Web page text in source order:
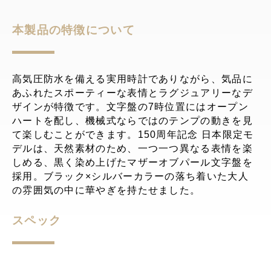
本製品の特徴について
高気圧防水を備える実用時計でありながら、気品に
あふれたスポーティーな表情とラグジュアリーなデ
ザインが特徴です。文字盤の7時位置にはオープン
ハートを配し、機械式ならではのテンプの動きを見
て楽しむことができます。150周年記念 日本限定モ
デルは、天然素材のため、一つ一つ異なる表情を楽
しめる、黒く染め上げたマザーオブパール文字盤を
採用。ブラック×シルバーカラーの落ち着いた大人
の雰囲気の中に華やぎを持たせました。
スペック